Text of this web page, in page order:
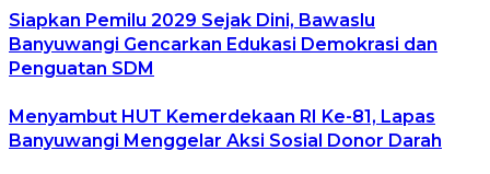
Siapkan Pemilu 2029 Sejak Dini, Bawaslu
Banyuwangi Gencarkan Edukasi Demokrasi dan
Penguatan SDM
Menyambut HUT Kemerdekaan RI Ke-81, Lapas
Banyuwangi Menggelar Aksi Sosial Donor Darah